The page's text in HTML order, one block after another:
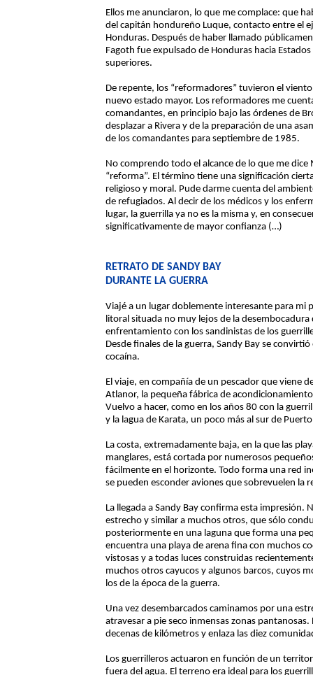
Ellos me anunciaron, lo que me complace: que
del capitán hondureño Luque, contacto entre el
Honduras. Después de haber llamado
Fagoth fue expulsado de Honduras hacia
superiores.
De repente, los “reformadores” tuvieron el
nuevo estado mayor. Los reformadores me
comandantes, en principio bajo las órdenes de
desplazar a Rivera y de la preparación de una
de los comandantes para septiembre de 1985.
No comprendo todo el alcance de lo que me
“reforma”. El término tiene una significación
religioso y moral. Pude darme cuenta del
de refugiados. Al decir de los médicos y los
lugar, la guerrilla ya no es la misma y, en
significativamente de mayor confianza (…)
RETRATO DE SANDY BAY
DURANTE LA GUERRA
Viajé a un lugar doblemente interesante para
litoral situada no muy lejos de la
enfrentamiento con los sandinistas de los
Desde finales de la guerra, Sandy Bay se
cocaína.
El viaje, en compañía de un pescador que viene
Atlanor, la pequeña fábrica de
Vuelvo a hacer, como en los años 80 con la
y la lagua de Karata, un poco más al sur de Puerto
La costa, extremadamente baja, en la que las
manglares, está cortada por numerosos
fácilmente en el horizonte. Todo forma una red
se pueden esconder aviones que sobrevuelen la
La llegada a Sandy Bay confirma esta
estrecho y similar a muchos otros, que sólo
posteriormente en una laguna que forma una
encuentra una playa de arena fina con muchos
vistosas y a todas luces construidas
muchos otros cayucos y algunos barcos, cuyos
los de la época de la guerra.
Una vez desembarcados caminamos por una
atravesar a pie seco inmensas zonas
decenas de kilómetros y enlaza las diez
Los guerrilleros actuaron en función de un
fuera del agua. El terreno era ideal para los